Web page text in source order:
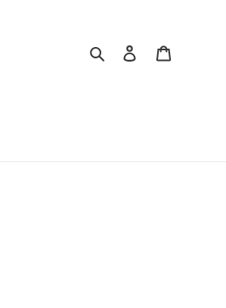
Cerca Accedi